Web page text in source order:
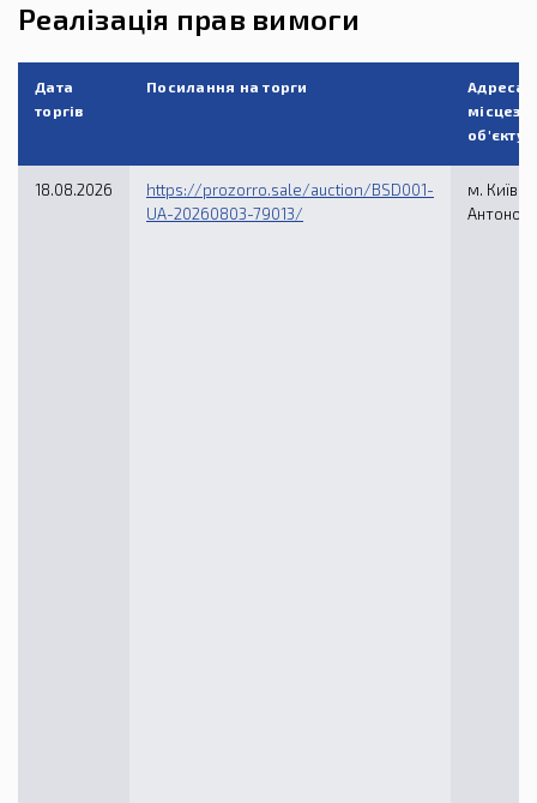
Реалізація прав вимоги
Дата
торгів
Посилання на торги
Адреса
об'єкту
18.08.2026
https://prozorro.sale/auction/BSD001-
UA-20260803-79013/
м. Київ,